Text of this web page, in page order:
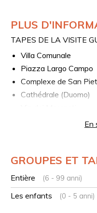
PLUS
TAPES DE LA VISITE
Villa Comunale
Piazza Largo Campo
Complexe de San
Cathédrale (Duomo)
En
GROUPES ET
Entière (6 - 99 anni)
Les enfants (0 - 5 anni)